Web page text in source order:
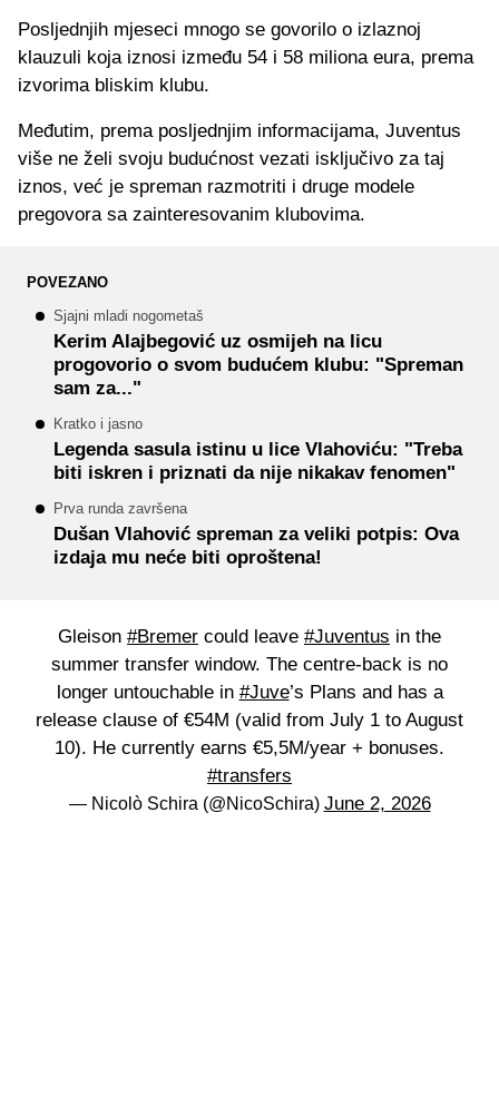
Posljednjih mjeseci mnogo se govorilo o izlaznoj
klauzuli koja iznosi između 54 i 58 miliona eura, prema
izvorima bliskim klubu.
Međutim, prema posljednjim informacijama, Juventus
više ne želi svoju budućnost vezati isključivo za taj
iznos, već je spreman razmotriti i druge modele
pregovora sa zainteresovanim klubovima.
POVEZANO
Sjajni mladi nogometaš
Kerim Alajbegović uz osmijeh na licu
progovorio o svom budućem klubu: "Spreman
sam za..."
Kratko i jasno
Legenda sasula istinu u lice Vlahoviću: "Treba
biti iskren i priznati da nije nikakav fenomen"
Prva runda završena
Dušan Vlahović spreman za veliki potpis: Ova
izdaja mu neće biti oproštena!
Gleison #Bremer could leave #Juventus in the
summer transfer window. The centre-back is no
longer untouchable in #Juve’s Plans and has a
release clause of €54M (valid from July 1 to August
10). He currently earns €5,5M/year + bonuses.
#transfers
— Nicolò Schira (@NicoSchira) June 2, 2026